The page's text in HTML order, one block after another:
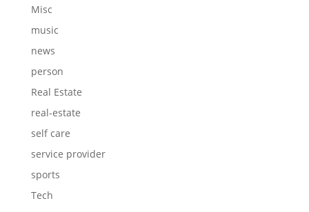
Misc
music
news
person
Real Estate
real-estate
self care
service provider
sports
Tech